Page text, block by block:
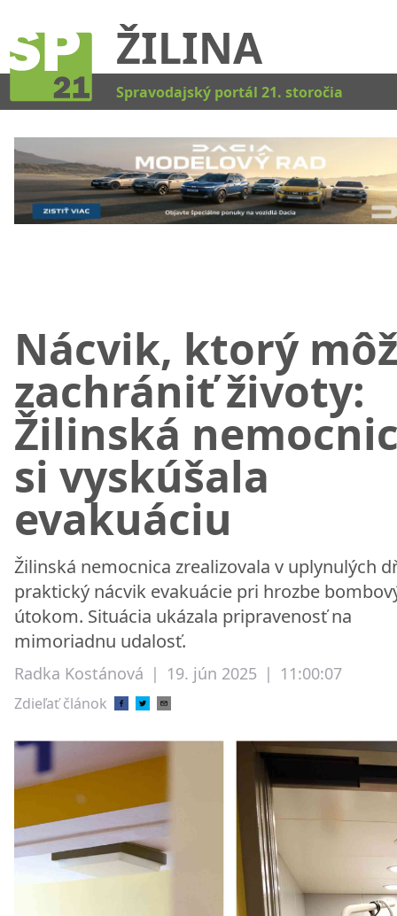
ŽILINA
Spravodajský portál 21. storočia
Nácvik, ktorý
zachrániť životy:
Žilinská
si vyskúšala
evakuáciu
Žilinská nemocnica zrealizovala v uplynulých
praktický nácvik evakuácie pri hrozbe
útokom. Situácia ukázala pripravenosť na
mimoriadnu udalosť.
Radka Kostánová | 19. jún 2025 | 11:00:07
Zdieľať článok